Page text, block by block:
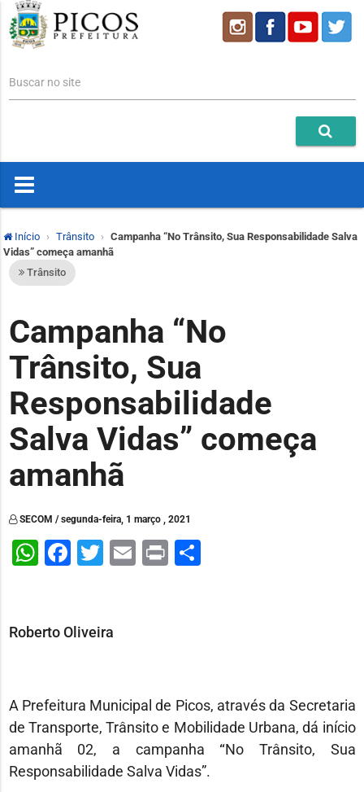
Buscar no site
Início Trânsito
Campanha “No Trânsito, Sua Responsabilidade Salva
Vidas” começa amanhã
Trânsito
Campanha “No
Trânsito, Sua
Responsabilidade
Salva Vidas” começa
amanhã
SECOM / segunda-feira, 1 março , 2021
WhatsApp
Facebook
Twitter
Email
PrintShare
Roberto Oliveira
A Prefeitura Municipal de Picos, através da Secretaria
de Transporte, Trânsito e Mobilidade Urbana, dá início
amanhã 02, a campanha “No Trânsito, Sua
Responsabilidade Salva Vidas”.